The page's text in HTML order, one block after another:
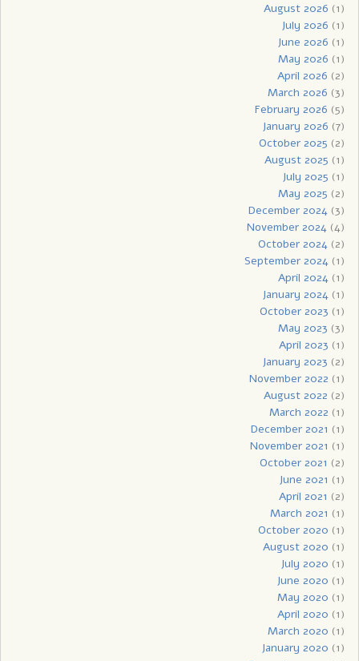
August 2026 (1)
July 2026 (1)
June 2026 (1)
May 2026 (1)
April 2026 (2)
March 2026 (3)
February 2026 (5)
January 2026 (7)
October 2025 (2)
August 2025 (1)
July 2025 (1)
May 2025 (2)
December 2024(3)
November 2024(4)
October 2024(2)
September 2024(1)
April 2024(1)
January 2024(1)
October 2023 (1)
May 2023 (3)
April 2023 (1)
January 2023 (2)
November 2022 (1)
August 2022 (2)
March 2022 (1)
December 2021 (1)
November 2021 (1)
October 2021 (2)
June 2021 (1)
April 2021 (2)
March 2021 (1)
October 2020 (1)
August 2020 (1)
July 2020 (1)
June 2020 (1)
May 2020 (1)
April 2020 (1)
March 2020 (1)
January 2020 (1)